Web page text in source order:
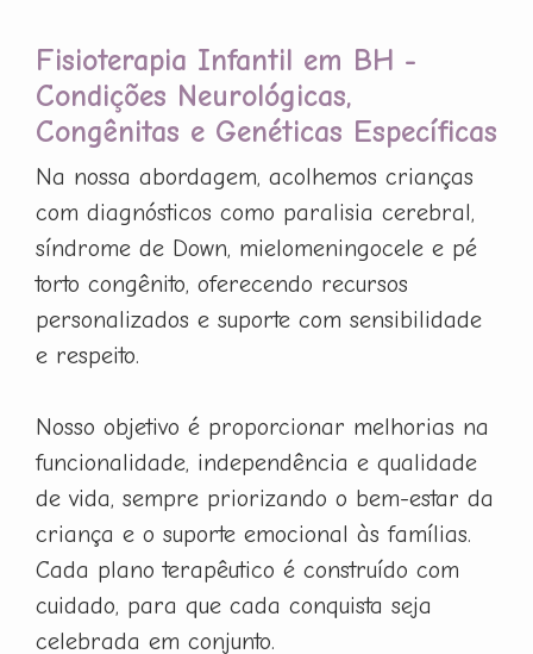
Fisioterapia Infantil em BH -
Condições Neurológicas,
Congênitas e Genéticas Específicas
Na nossa abordagem, acolhemos crianças
com diagnósticos como paralisia cerebral,
síndrome de Down, mielomeningocele e pé
torto congênito, oferecendo recursos
personalizados e suporte com sensibilidade
e respeito.
Nosso objetivo é proporcionar melhorias na
funcionalidade, independência e qualidade
de vida, sempre priorizando o bem-estar da
criança e o suporte emocional às famílias.
Cada plano terapêutico é construído com
cuidado, para que cada conquista seja
celebrada em conjunto.